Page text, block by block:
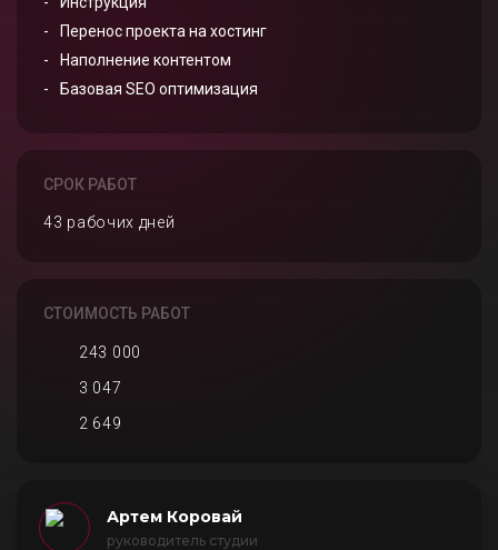
Перенос проекта на хостинг
Наполнение контентом
Базовая SEO оптимизация
СРОК РАБОТ
43 рабочих дней
СТОИМОСТЬ РАБОТ
243 000
3 047
2 649
Артем Коровай
руководитель студии